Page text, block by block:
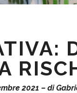
2021 – di